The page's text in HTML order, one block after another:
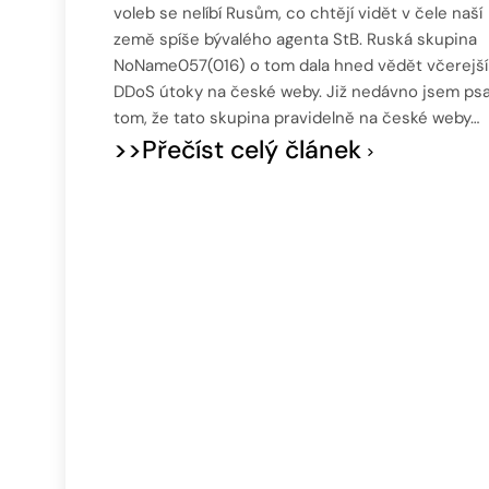
voleb se nelíbí Rusům, co chtějí vidět v čele naší
země spíše bývalého agenta StB. Ruská skupina
NoName057(016) o tom dala hned vědět
DDoS útoky na české weby. Již nedávno jsem
tom, že tato skupina pravidelně na české weby…
>>Přečíst celý článek